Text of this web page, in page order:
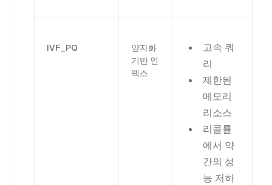
IVF_PQ
양자화
기반 인
덱스
고속 쿼
리
제한된
메모리
리소스
리콜률
에서 약
간의 성
능 저하